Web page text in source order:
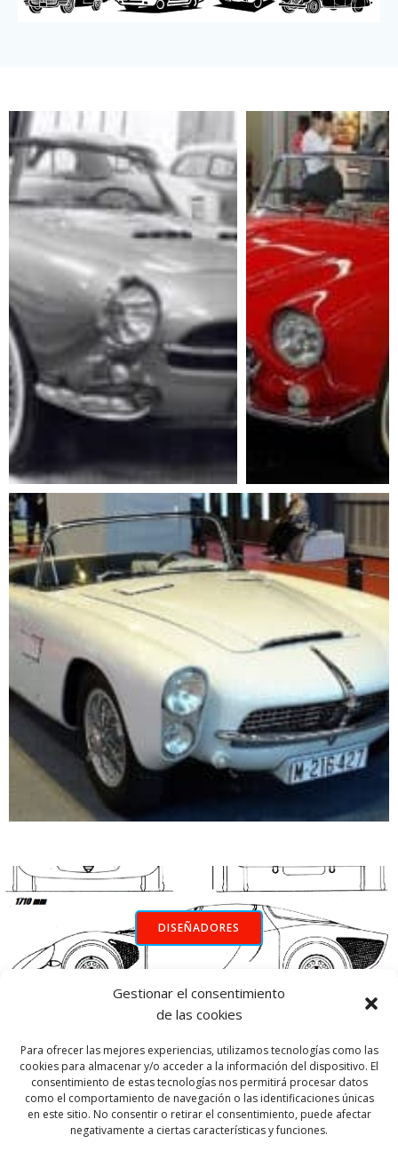
Gestionar el consentimiento
de las cookies
Para ofrecer las mejores experiencias, utilizamos tecnologías como las
cookies para almacenar y/o acceder a la información del dispositivo. El
consentimiento de estas tecnologías nos permitirá procesar datos
como el comportamiento de navegación o las identificaciones únicas
en este sitio. No consentir o retirar el consentimiento, puede afectar
negativamente a ciertas características y funciones.
DISEÑADORES
INICIO